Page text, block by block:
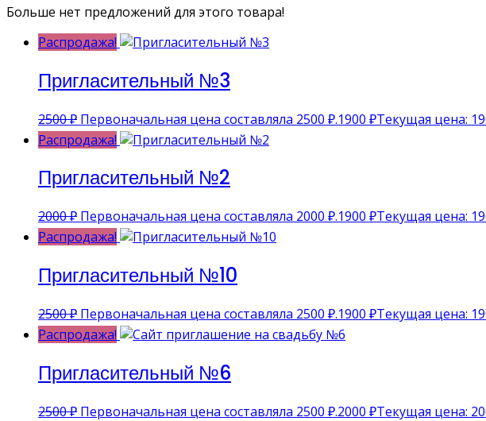
Больше нет предложений для этого товара!
Распродажа!
Пригласительный №3
2500₽ Первоначальная цена составляла 2500 ₽.1900 ₽Текущая цена:
Распродажа!
Пригласительный №2
2000₽ Первоначальная цена составляла 2000 ₽.1900 ₽Текущая цена:
Распродажа!
Пригласительный №10
2500₽ Первоначальная цена составляла 2500 ₽.1900 ₽Текущая цена:
Распродажа!
Пригласительный №6
2500₽ Первоначальная цена составляла 2500 ₽.2000 ₽Текущая цена: